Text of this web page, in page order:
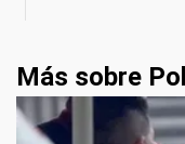
Más sobre